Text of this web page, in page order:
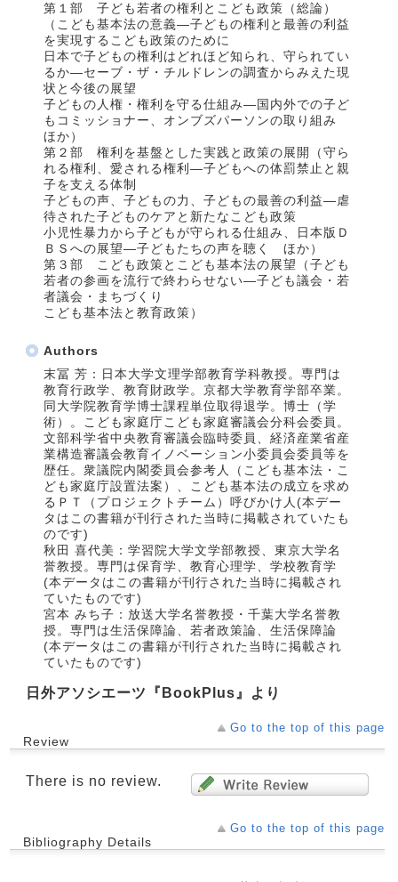
第１部 子ども若者の権利とこども政策（総論）
（こども基本法の意義―子どもの権利と最善の利益
を実現するこども政策のために
日本で子どもの権利はどれほど知られ、守られてい
るか―セーブ・ザ・チルドレンの調査からみえた現
状と今後の展望
子どもの人権・権利を守る仕組み―国内外での子ど
もコミッショナー、オンブズパーソンの取り組み
ほか）
第２部 権利を基盤とした実践と政策の展開（守ら
れる権利、愛される権利―子どもへの体罰禁止と親
子を支える体制
子どもの声、子どもの力、子どもの最善の利益―虐
待された子どものケアと新たなこども政策
小児性暴力から子どもが守られる仕組み、日本版Ｄ
ＢＳへの展望―子どもたちの声を聴く ほか）
第３部 こども政策とこども基本法の展望（子ども
若者の参画を流行で終わらせない―子ども議会・若
者議会・まちづくり
こども基本法と教育政策）
Authors
末冨 芳：日本大学文理学部教育学科教授。専門は
教育行政学、教育財政学。京都大学教育学部卒業。
同大学院教育学博士課程単位取得退学。博士（学
術）。こども家庭庁こども家庭審議会分科会委員。
文部科学省中央教育審議会臨時委員、経済産業省産
業構造審議会教育イノベーション小委員会委員等を
歴任。衆議院内閣委員会参考人（こども基本法・こ
ども家庭庁設置法案）、こども基本法の成立を求め
るＰＴ（プロジェクトチーム）呼びかけ人(本デー
タはこの書籍が刊行された当時に掲載されていたも
のです)
秋田 喜代美：学習院大学文学部教授、東京大学名
誉教授。専門は保育学、教育心理学、学校教育学
(本データはこの書籍が刊行された当時に掲載され
ていたものです)
宮本 みち子：放送大学名誉教授・千葉大学名誉教
授。専門は生活保障論、若者政策論、生活保障論
(本データはこの書籍が刊行された当時に掲載され
ていたものです)
日外アソシエーツ『BookPlus』より
Go to the top of this page
Review
There is no review.
Go to the top of this page
Bibliography Details